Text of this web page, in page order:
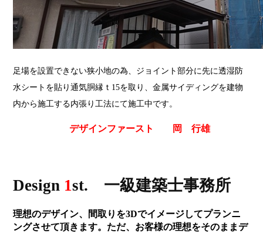
足場を設置できない狭小地の為、ジョイント部分に先に透湿防
水シートを貼り通気胴縁ｔ15を取り、金属サイディングを建物
内から施工する内張り工法にて施工中です。
デザインファースト 岡 行雄
Design 1st. 一級建築士事務所
理想のデザイン、間取りを3Dでイメージしてプランニ
ングさせて頂きます。ただ、お客様の理想をそのままデ